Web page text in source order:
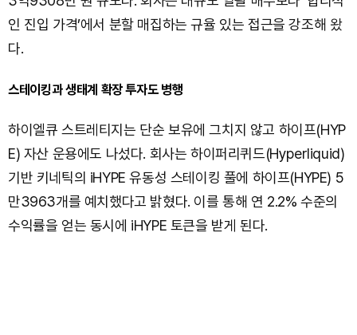
인 진입 가격’에서 분할 매집하는 규율 있는 접근을 강조해 왔
다.
스테이킹과 생태계 확장 투자도 병행
하이엘큐 스트레티지는 단순 보유에 그치지 않고 하이프(HYP
E) 자산 운용에도 나섰다. 회사는 하이퍼리퀴드(Hyperliquid)
기반 키네틱의 iHYPE 유동성 스테이킹 풀에 하이프(HYPE) 5
만3963개를 예치했다고 밝혔다. 이를 통해 연 2.2% 수준의
수익률을 얻는 동시에 iHYPE 토큰을 받게 된다.